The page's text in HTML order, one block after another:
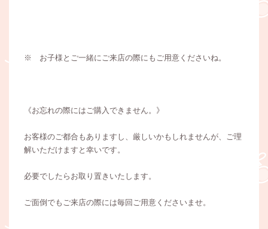
※ お子様とご一緒にご来店の際にもご用意くださいね。
《お忘れの際にはご購入できません。》
お客様のご都合もありますし、厳しいかもしれませんが、ご理
解いただけますと幸いです。
必要でしたらお取り置きいたします。
ご面倒でもご来店の際には毎回ご用意くださいませ。